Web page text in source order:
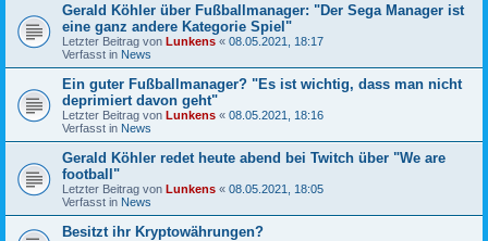
Gerald Köhler über Fußballmanager: "Der Sega Manager ist
eine ganz andere Kategorie Spiel"
Letzter Beitrag von Lunkens « 08.05.2021, 18:17
Verfasst in News
Ein guter Fußballmanager? "Es ist wichtig, dass man nicht
deprimiert davon geht"
Letzter Beitrag von Lunkens « 08.05.2021, 18:16
Verfasst in News
Gerald Köhler redet heute abend bei Twitch über "We are
football"
Letzter Beitrag von Lunkens « 08.05.2021, 18:05
Verfasst in News
Besitzt ihr Kryptowährungen?